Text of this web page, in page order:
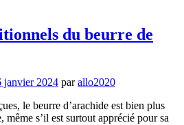
du beurre de
janvier 2024 parallo2020
le beurre d’arachide est bien plus
même s’il est surtout apprécié pour sa